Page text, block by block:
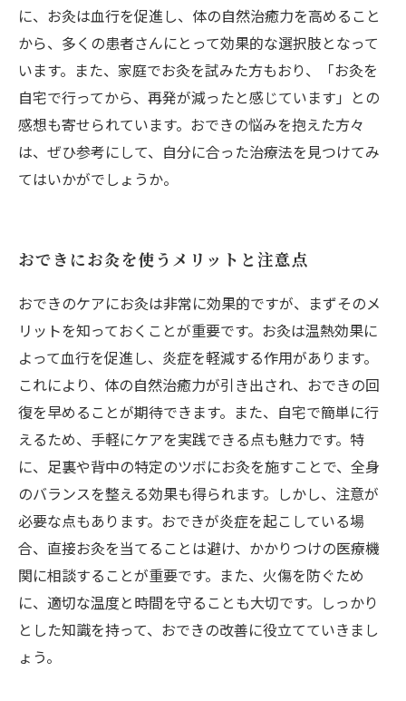
に、お灸は血行を促進し、体の自然治癒力を高めること
から、多くの患者さんにとって効果的な選択肢となって
います。また、家庭でお灸を試みた方もおり、「お灸を
自宅で行ってから、再発が減ったと感じています」との
感想も寄せられています。おできの悩みを抱えた方々
は、ぜひ参考にして、自分に合った治療法を見つけてみ
てはいかがでしょうか。
おできにお灸を使うメリットと注意点
おできのケアにお灸は非常に効果的ですが、まずそのメ
リットを知っておくことが重要です。お灸は温熱効果に
よって血行を促進し、炎症を軽減する作用があります。
これにより、体の自然治癒力が引き出され、おできの回
復を早めることが期待できます。また、自宅で簡単に行
えるため、手軽にケアを実践できる点も魅力です。特
に、足裏や背中の特定のツボにお灸を施すことで、全身
のバランスを整える効果も得られます。しかし、注意が
必要な点もあります。おできが炎症を起こしている場
合、直接お灸を当てることは避け、かかりつけの医療機
関に相談することが重要です。また、火傷を防ぐため
に、適切な温度と時間を守ることも大切です。しっかり
とした知識を持って、おできの改善に役立てていきまし
ょう。